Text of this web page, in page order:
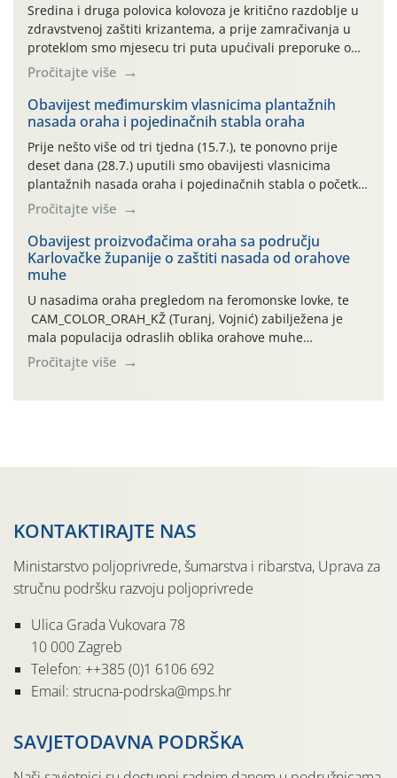
Sredina i druga polovica kolovoza je kritično razdoblje u
zdravstvenoj zaštiti krizantema, a prije zamračivanja u
proteklom smo mjesecu tri puta upućivali preporuke o
preventivnim mjerama zaštite krizantema od najčešćih
uzročnika bolesti, štetnika i fito-fagnih grinja (23.7., 14.7.,
06.7.)! Na početku ovog mjeseca je zabilježeno je
povijesno i ekstremno vruće meteorološko razdoblje, uz
najviše temperature […]
Pročitajte više
Obavijest međimurskim vlasnicima plantažnih
nasada oraha i pojedinačnih stabla oraha
Prije nešto više od tri tjedna (15.7.), te ponovno prije
deset dana (28.7.) uputili smo obavijesti vlasnicima
plantažnih nasada oraha i pojedinačnih stabla o početku
leta i ovogodišnjoj potrebi usmjerenog suzbijanja
orahove muhe (Rhagoletis completa)! Već dvanaest dana
traje drugi ovogodišnji “toplinski udar”, koji naročito
izražen zadnja šest dana (31.7.-05.8.), jer najviše
temperature zraka svakodnevno […]
Pročitajte više
Obavijest proizvođačima oraha sa području
Karlovačke županije o zaštiti nasada od orahove
muhe
U nasadima oraha pregledom na feromonske lovke, te
CAM_COLOR_ORAH_KŽ (Turanj, Vojnić) zabilježena je
mala populacija odraslih oblika orahove muhe
(Rhagoletis completa). Niska brojnost može se objasniti
činjenicom da je riječ o mladim nasadima s vrlo malim
Pročitajte više
KONTAKTIRAJTE NAS
Ministarstvo poljoprivrede, šumarstva i ribarstva, Uprava za
stručnu podršku razvoju poljoprivrede
Ulica Grada Vukovara 78
10 000 Zagreb
Telefon: ++385 (0)1 6106 692
Email: strucna-podrska@mps.hr
SAVJETODAVNA PODRŠKA